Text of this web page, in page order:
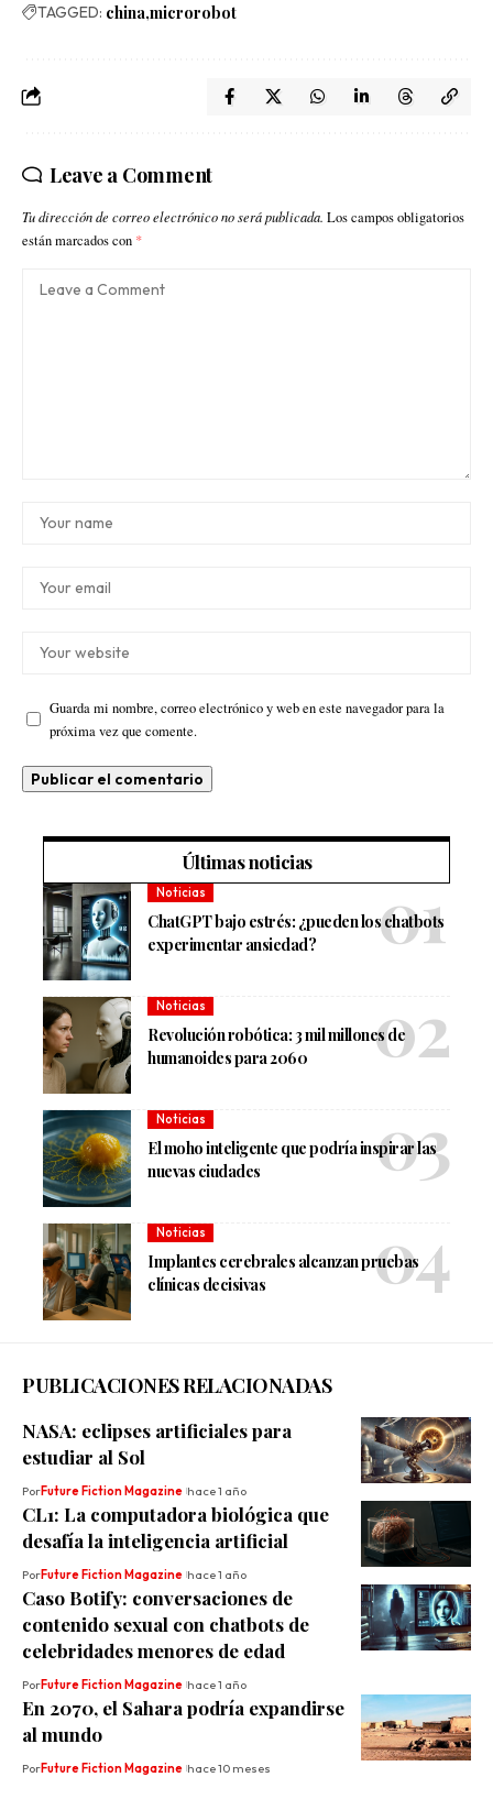
TAGGED: china microrobot
Leave a Comment
Tu dirección de correo electrónico no será publicada. Los campos obligatorios
están marcados con *
Guarda mi nombre, correo electrónico y web en este navegador para la
próxima vez que comente.
Últimas noticias
Noticias
ChatGPT bajo estrés: ¿pueden los chatbots
experimentar ansiedad?
Noticias
Revolución robótica: 3 mil millones de
humanoides para 2060
Noticias
El moho inteligente que podría inspirar las
nuevas ciudades
Noticias
Implantes cerebrales alcanzan pruebas
clínicas decisivas
PUBLICACIONES RELACIONADAS
NASA: eclipses artificiales para
estudiar al Sol
PorFuture Fiction Magazine hace 1 año
CL1: La computadora biológica que
desafía la inteligencia artificial
PorFuture Fiction Magazine hace 1 año
Caso Botify: conversaciones de
contenido sexual con chatbots de
celebridades menores de edad
PorFuture Fiction Magazine hace 1 año
En 2070, el Sahara podría expandirse
al mundo
PorFuture Fiction Magazine hace 10 meses